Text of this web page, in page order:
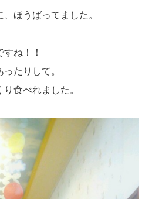
ほうばってました。
ね！！
たりして。
食べれました。